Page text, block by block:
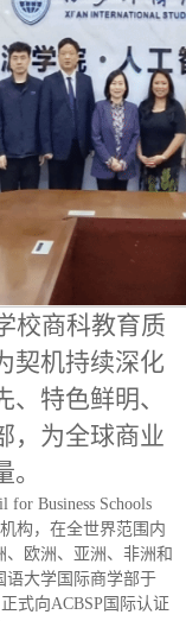
校商科教育质
契机持续深化
特色鲜明、
，为全球商业
for Business Schools
构，在全世界范围内
欧洲、亚洲、非洲和
语大学国际商学部于
式向ACBSP国际认证